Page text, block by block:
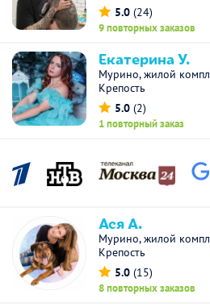
5.0 (24)
9 повторных заказов
Екатерина У.
Мурино, жилой
Крепость
5.0 (2)
1 повторный заказ
Ася А.
Мурино, жилой
Крепость
5.0 (15)
8 повторных заказов